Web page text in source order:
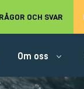
OCH SVAR
Om oss